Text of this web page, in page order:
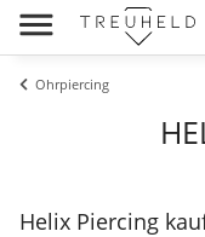
Ohrpiercing
Helix Piercing